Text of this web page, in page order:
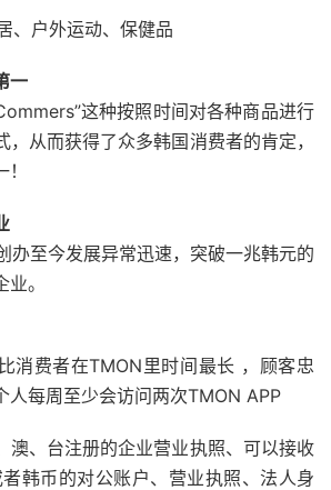
、户外运动、保健品
一
这种按照时间对各种商品进行
从而获得了众多韩国消费者的肯定，
至今发展异常迅速，突破一兆韩元的
。
消费者在TMON里时间最长 ，顾客忠
人每周至少会访问两次TMON APP
澳、台注册的企业营业执照、可以接收
韩币的对公账户、营业执照、法人身